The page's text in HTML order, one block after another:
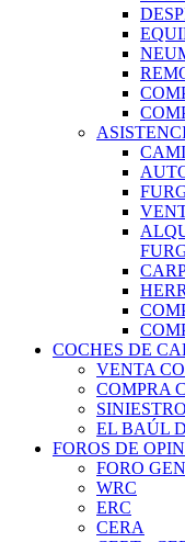
COCHES DE
VENTA
COMPRA
EL BAÚL
FOROS DE
FORO
WRC
ERC
CERA